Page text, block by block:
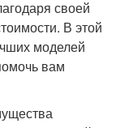
своей
В этой
моделей
вам